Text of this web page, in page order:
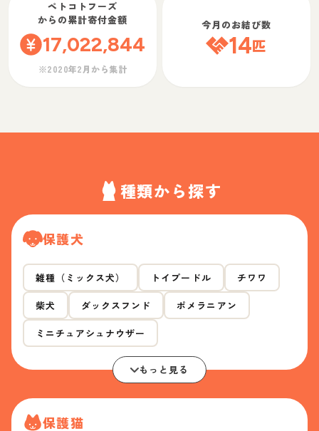
ペトコトフーズ
からの累計寄付金額
17,022,844
※2020年2月から集計
今月のお結び数
14匹
種類から探す
保護犬
雑種（ミックス犬） トイプードル チワワ
柴犬 ダックスフンド ポメラニアン
ミニチュアシュナウザー
もっと見る
保護猫